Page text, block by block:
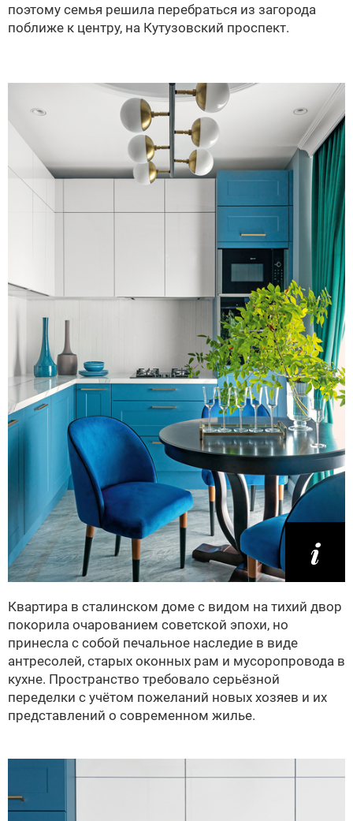
поэтому семья решила перебраться из загорода
поближе к центру, на Кутузовский проспект.
Квартира в сталинском доме с видом на тихий двор
покорила очарованием советской эпохи, но
принесла с собой печальное наследие в виде
антресолей, старых оконных рам и мусоропровода в
кухне. Пространство требовало серьёзной
переделки с учётом пожеланий новых хозяев и их
представлений о современном жилье.